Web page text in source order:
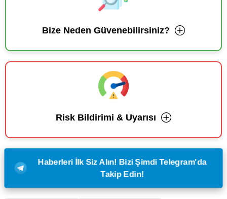
Bize Neden Güvenebilirsiniz?
Risk Bildirimi & Uyarısı
Haberleri İlk Siz Alın! Bizi Şimdi Telegram'da
Takip Edin!